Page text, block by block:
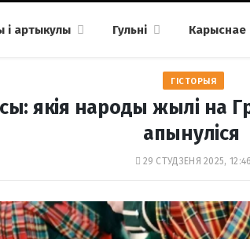
і артыкулы Гульні Карыснае
ГІСТОРЫЯ
якія народы жылі на
апынуліся
29 СТУДЗЕНЯ 2025, 12:46